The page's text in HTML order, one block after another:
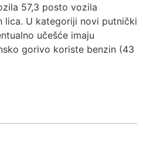
57,3 posto vozila
lica. U kategoriji novi putnički
učešće imaju
gorivo koriste benzin (43